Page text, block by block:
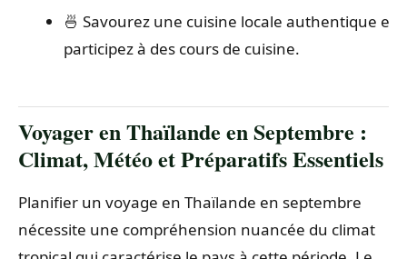
🍜 Savourez une cuisine locale authentique et
participez à des cours de cuisine.
Voyager en Thaïlande en Septembre :
Climat, Météo et Préparatifs Essentiels
Planifier un voyage en Thaïlande en septembre
nécessite une compréhension nuancée du climat